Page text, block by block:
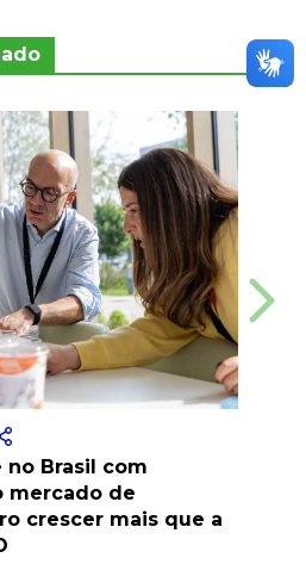
palma
a pragas e amplia potencial